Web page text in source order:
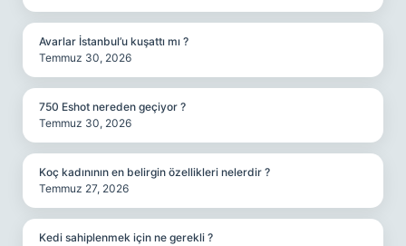
Avarlar İstanbul’u kuşattı mı ?
Temmuz 30, 2026
750 Eshot nereden geçiyor ?
Temmuz 30, 2026
Koç kadınının en belirgin özellikleri nelerdir ?
Temmuz 27, 2026
Kedi sahiplenmek için ne gerekli ?